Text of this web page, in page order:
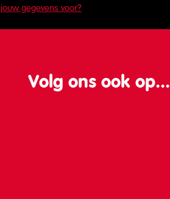
jouw gegevens voor?
Volg ons ook op...